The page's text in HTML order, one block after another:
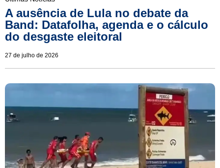
A ausência de Lula no debate da
Band: Datafolha, agenda e o cálculo
do desgaste eleitoral
27 de julho de 2026